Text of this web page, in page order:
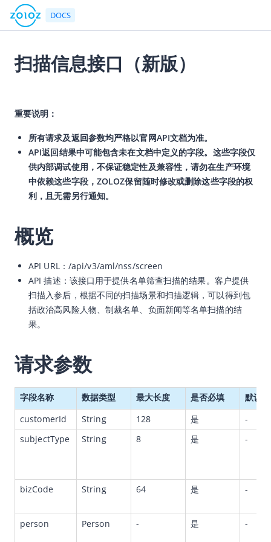
DOCS
文档中心
快速入门
用户指南
ZOLOZ接入指南
API简介
速率限制
幂等性
API列表
API概览
RealID
Connect
Face Capture
Face Compare
IdNetwork
CN Authority
扫描信息接口（新版）
重要说明：
所有请求及返回参数均严格以官网API文档为准。
API返回结果中可能包含未在文档中定义的字段。这些字段仅
供内部调试使用，不保证稳定性及兼容性，请勿在生产环境
中依赖这些字段，ZOLOZ保留随时修改或删除这些字段的权
利，且无需另行通知。
概览
API URL：/api/v3/aml/nss/screen
API 描述：该接口用于提供名单筛查扫描的结果。客户提供
扫描入参后，根据不同的扫描场景和扫描逻辑，可以得到包
括政治高风险人物、制裁名单、负面新闻等名单扫描的结
果。
请求参数
字段名称 数据类型 最大长度 是否必填
默认值
customerId
String 128 是
-
subjectType
String 8 是 -
bizCode String 64 是 -
person Person - 是 -